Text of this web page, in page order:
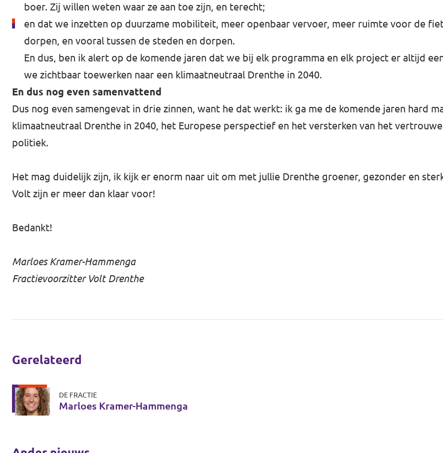
boer. Zij willen weten waar ze aan toe zijn, en terecht;
en dat we inzetten op duurzame mobiliteit, meer openbaar vervoer, meer ruimte voor de
dorpen, en vooral tussen de steden en dorpen.
En dus, ben ik alert op de komende jaren dat we bij elk programma en elk project er altijd
we zichtbaar toewerken naar een klimaatneutraal Drenthe in 2040.
En dus nog even samenvattend
Dus nog even samengevat in drie zinnen, want he dat werkt: ik ga me de komende jaren hard
klimaatneutraal Drenthe in 2040, het Europese perspectief en het versterken van het
politiek.
Het mag duidelijk zijn, ik kijk er enorm naar uit om met jullie Drenthe groener, gezonder en
Volt zijn er meer dan klaar voor!
Bedankt!
Marloes Kramer-Hammenga
Fractievoorzitter Volt Drenthe
Gerelateerd
DE FRACTIE
Marloes Kramer-Hammenga